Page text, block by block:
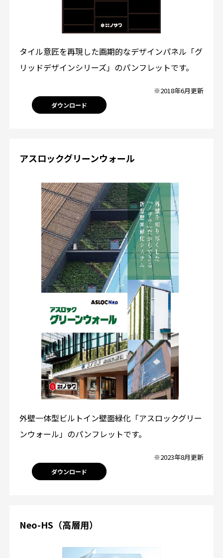
タイル意匠を再現した画期的なデザインパネル「グ
リッドデザインシリーズ」のパンフレットです。
※2018年6月更新
ダウンロード
アスロックグリーンウォール
外壁一体型ビルトイン壁面緑化「アスロックグリー
ンウォール」のパンフレットです。
※2023年8月更新
ダウンロード
Neo-HS（高層用）